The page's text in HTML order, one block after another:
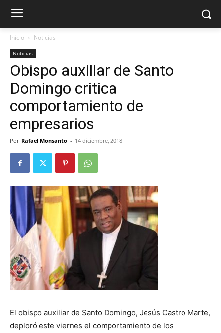
Inicio Noticias
Noticias
Obispo auxiliar de Santo
Domingo critica
comportamiento de
empresarios
Por Rafael Monsanto - 14 diciembre, 2018
El obispo auxiliar de Santo Domingo, Jesús Castro Marte,
deploró este viernes el comportamiento de los